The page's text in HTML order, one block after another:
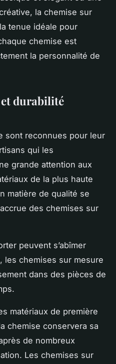
la chemise sur
tenue idéale pour
chemise est
la personnalité de
durabilité
sont reconnues pour leur
qui les
grande attention aux
de la plus haute
matière de qualité se
des chemises sur
peuvent s’abîmer
les chemises sur mesure
dans des pièces de
matériaux de première
chemise conservera sa
de nombreux
Les chemises sur